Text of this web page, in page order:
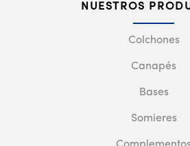
NUESTROS
Colchones
Canapés
Bases
Somieres